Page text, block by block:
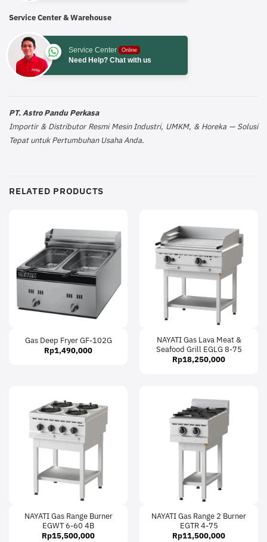
Service Center & Warehouse
Service Center Online
Need Help? Chat with us
PT. Astro Pandu Perkasa
Importir & Distributor Resmi Mesin Industri, UMKM, & Horeka — Solusi
Tepat untuk Pertumbuhan Usaha Anda.
RELATED PRODUCTS
Gas Deep Fryer GF-102G
Rp1,490,000
NAYATI Gas Lava Meat &
Seafood Grill EGLG 8-75
Rp18,250,000
NAYATI Gas Range Burner
EGWT 6-60 4B
Rp15,500,000
NAYATI Gas Range 2 Burner
EGTR 4-75
Rp11,500,000